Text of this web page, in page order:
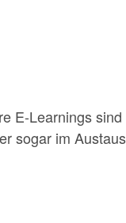
E-Learnings
sogar im